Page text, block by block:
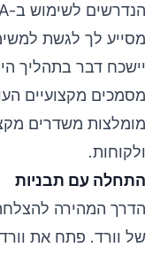
מסייע לך לגשת
יישכח דבר בתהליך
מסמכים מקצועיים
מומלצות משדרים
ולקוחות.
התחלה עם תבניות
הדרך המהירה
של וורד. פתח את